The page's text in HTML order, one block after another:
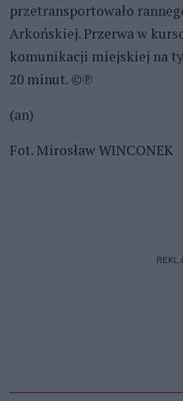
przetransportowało
Arkońskiej. Przerwa w
komunikacji miejskiej na
20 minut. ©℗
(an)
Fot. Mirosław WINCONEK